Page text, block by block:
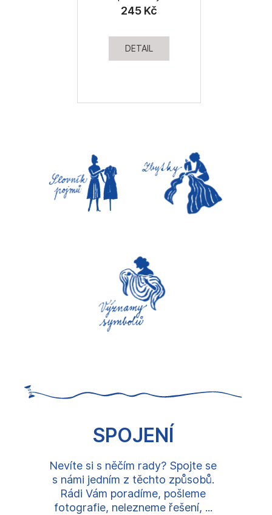
245 Kč
DETAIL
SPOJENÍ
Nevíte si s něčím rady? Spojte se
s námi jedním z těchto způsobů.
Rádi Vám poradíme, pošleme
fotografie, nelezneme řešení, ...